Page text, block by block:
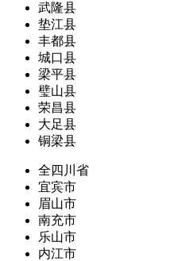
武隆县
垫江县
丰都县
城口县
梁平县
璧山县
荣昌县
大足县
铜梁县
全四川省
宜宾市
眉山市
南充市
乐山市
内江市